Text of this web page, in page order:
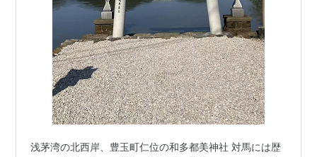
浅茅湾の北西岸、豊玉町仁位の和多都美神社 対馬には歴